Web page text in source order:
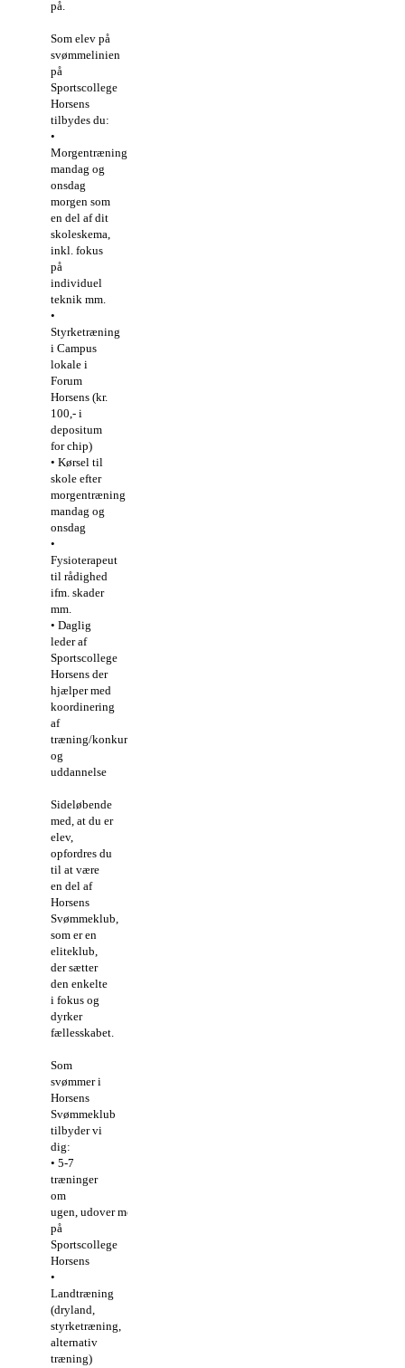
på.
Som elev på
svømmelinien
på
Sportscollege
Horsens
tilbydes du:
•
Morgentræning
mandag og
onsdag
morgen som
en del af dit
skoleskema,
inkl. fokus
på
individuel
teknik mm.
•
Styrketræning
i Campus
lokale i
Forum
Horsens (kr.
100,- i
depositum
for chip)
• Kørsel til
skole efter
morgentræning
mandag og
onsdag
•
Fysioterapeut
til rådighed
ifm. skader
mm.
• Daglig
leder af
Sportscollege
Horsens der
hjælper med
koordinering
af
træning/konkurrencer
og
uddannelse
Sideløbende
med, at du er
elev,
opfordres du
til at være
en del af
Horsens
Svømmeklub,
som er en
eliteklub,
der sætter
den enkelte
i fokus og
dyrker
fællesskabet.
Som
svømmer i
Horsens
Svømmeklub
tilbyder vi
dig:
• 5-7
træninger
om
ugen, udover morgentræning
på
Sportscollege
Horsens
•
Landtræning
(dryland,
styrketræning,
alternativ
træning)